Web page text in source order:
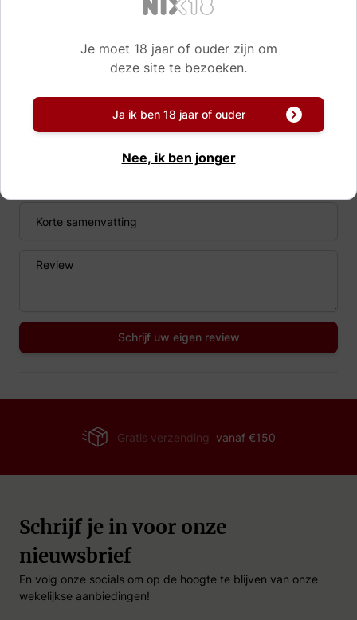
Er zijn nog geen reviews van dit product.
Schrijf uw eigen review
Gratis verzending vanaf €150
Schrijf je in voor onze
nieuwsbrief
En volg onze socials om op de hoogte te blijven van onze
wekelijkse aanbiedingen!
Je moet 18 jaar of ouder zijn om
deze site te bezoeken.
Ja ik ben 18 jaar of ouder
Nee, ik ben jonger